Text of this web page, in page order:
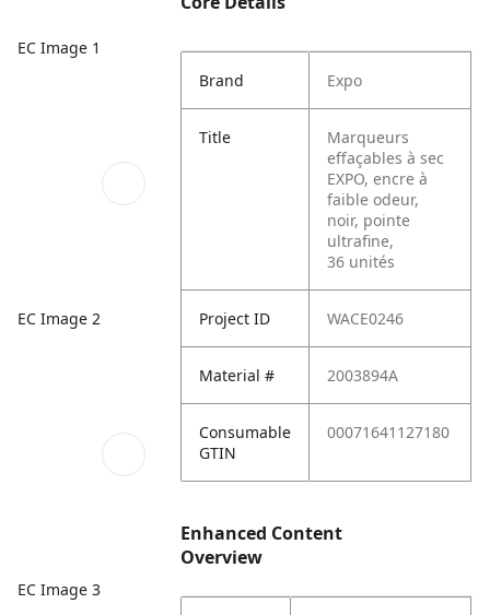
EC Image 1
EC Image 2
EC Image 3
Brand Expo
Title
Marqueurs
effaçables à sec
EXPO, encre à
faible odeur,
noir, pointe
ultrafine,
36 unités
Project ID WACE0246
Material # 2003894A
Consumable
GTIN
00071641127180
Enhanced Content
Overview